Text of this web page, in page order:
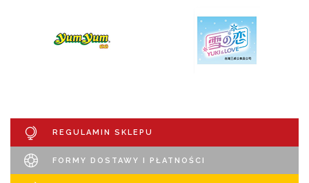
REGULAMIN SKLEPU
FORMY DOSTAWY I PŁATNOŚCI